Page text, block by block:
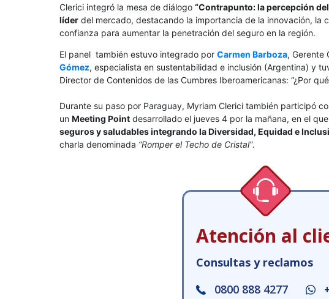
Clerici integró la mesa de diálogo “Contrapunto: la percepción
líder del mercado, destacando la importancia de la innovación, la
confianza para aumentar la penetración del seguro en la región.
El panel también estuvo integrado por Carmen Barboza, Gerente
Gómez, especialista en sustentabilidad e inclusión (Argentina) y
Director de Contenidos de las Cumbres Iberoamericanas: “¿Por
Durante su paso por Paraguay, Myriam Clerici también participó
un Meeting Point desarrollado el jueves 4 por la mañana, en el
seguros y saludables integrando la Diversidad, Equidad e
charla denominada “Romper el Techo de Cristal”.
Atención al
Consultas y reclamos
0800 888 4277